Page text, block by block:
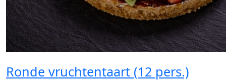
Ronde vruchtentaart (12 pers.)